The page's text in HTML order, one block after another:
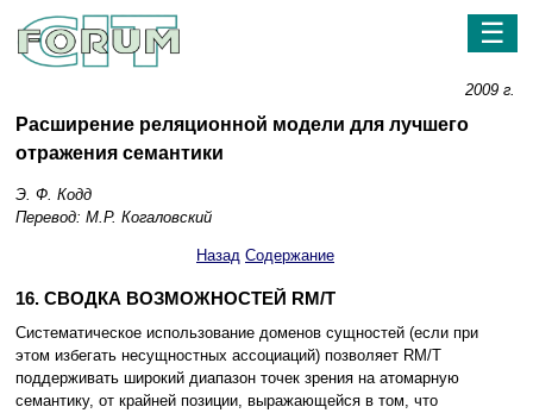
☰
2009 г.
Расширение реляционной модели для лучшего
отражения семантики
Э. Ф. Кодд
Перевод: М.Р. Когаловский
Назад Содержание
16. СВОДКА ВОЗМОЖНОСТЕЙ RM/T
Систематическое использование доменов сущностей (если при
этом избегать несущностных ассоциаций) позволяет RM/T
поддерживать широкий диапазон точек зрения на атомарную
семантику, от крайней позиции, выражающейся в том, что